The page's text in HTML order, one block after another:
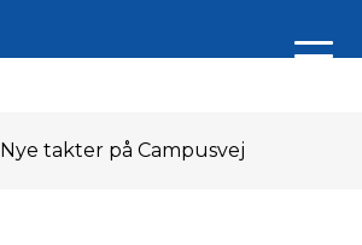
Nye takter på Campusvej